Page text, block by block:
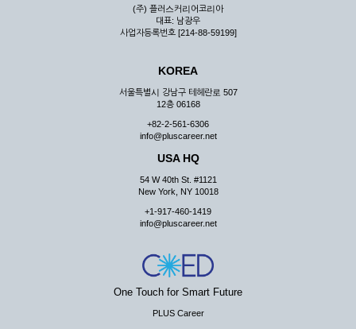
제7조 (회원의 의무)
① 회원은 ID와 비밀 번호에 관한 모든 관리의 책임이 있으며
② 회원은 이용신청서의 기재내용 중 변경된 내용이 있는 경우
서비스를 통하여 그 내용을 회사에 통지하여야 합니다.
③ 다른 회원의 ID와 비밀번호를 부당하게 사용하는 행위를
④ 회원은 회사의 서비스에서 타 사이트의 홍보행위를 하지 않
아야 하며 공공질서나 미풍약속에 위배되는 내용 혹은 저작권을
리 행위도 할 수 없습니다.
사가 통지하는 사항을 준수하여야 하며, 기타 회사의 업무에 방
해되는 행위를 하여서는 아니 됩니다.
제8조 (회원의 관리)
① 회원은 언제든 이 약관에 대한 동의를 철회할 수 있습니다.
(주) 플러스커리어코리아
대표: 남광우
사업자등록번호 [214-88-59199]
KOREA
서울특별시 강남구 테헤란로 507
12층 06168
+82-2-561-6306
info@pluscareer.net
USA HQ
54 W 40th St. #1121
New York, NY 10018
+1-917-460-1419
info@pluscareer.net
One Touch for Smart Future
PLUS Career